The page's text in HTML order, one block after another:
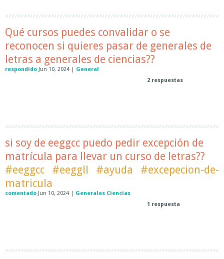
Qué cursos puedes convalidar o se
reconocen si quieres pasar de generales de
letras a generales de ciencias??
respondido Jun 10, 2024 | General
2 respuestas
si soy de eeggcc puedo pedir excepción de
matrícula para llevar un curso de letras??
#eeggcc
#eeggll #ayuda
#excepecion-de-
matricula
comentado Jun 10, 2024 | Generales Ciencias
1 respuesta